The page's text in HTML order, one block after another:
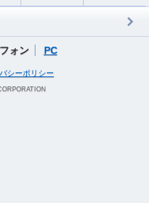
ォン PC
シーポリシー